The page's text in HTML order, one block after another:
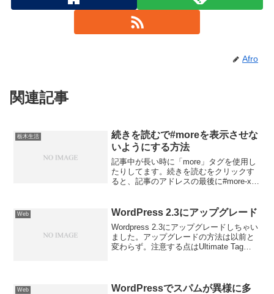
Afro
関連記事
栃木生活
続きを読むで#moreを表示させな
いようにする方法
記事中が長い時に「more」タグを使用し
たりしてます。続きを読むをクリックす
ると、記事のアドレスの最後に#more-xxx
てきました。
Web WordPress 2.3にアップグレード
Wordpress 2.3にアップグレードしちゃい
ました。アップグレードの方法は以前と
変わらず。注意する点はUltimate Tag
Web
WordPressでスパムが異様に多